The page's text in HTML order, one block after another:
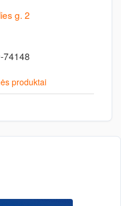
g. 2
74148
produktai